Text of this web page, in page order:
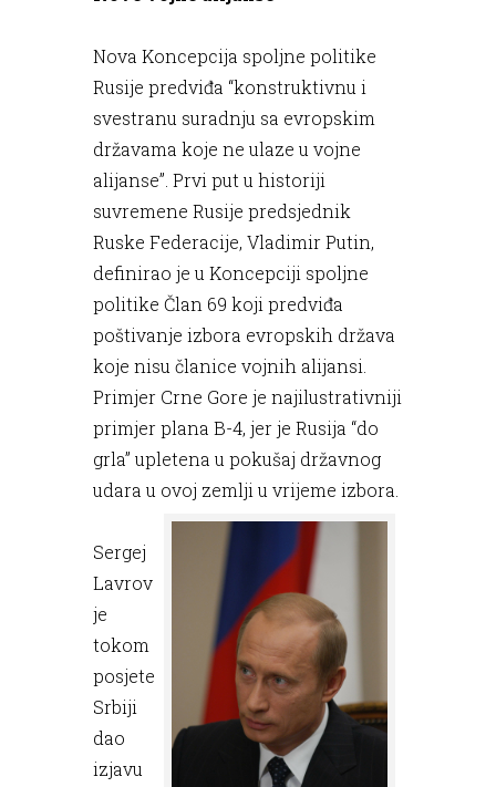
Nova Koncepcija spoljne politike
Rusije predviđa “konstruktivnu i
svestranu suradnju sa evropskim
državama koje ne ulaze u vojne
alijanse”. Prvi put u historiji
suvremene Rusije predsjednik
Ruske Federacije, Vladimir Putin,
definirao je u Koncepciji spoljne
politike Član 69 koji predviđa
poštivanje izbora evropskih država
koje nisu članice vojnih alijansi.
Primjer Crne Gore je najilustrativniji
primjer plana B-4, jer je Rusija “do
grla” upletena u pokušaj državnog
udara u ovoj zemlji u vrijeme izbora.
Sergej
Lavrov
je
tokom
posjete
Srbiji
dao
izjavu